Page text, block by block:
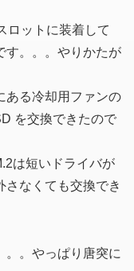
ロットに装着して
す。。。やりかたが
ある冷却用ファンの
を交換できたので
は短いドライバが
さなくても交換でき
。。やっぱり唐突に